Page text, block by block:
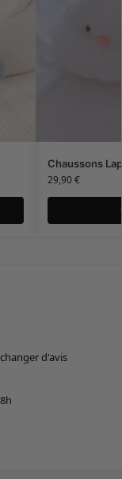
Chaussons
29,90€
d'avis